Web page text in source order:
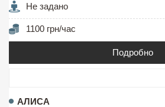
Не задано
1100 грн/час
Подробно
АЛИСА